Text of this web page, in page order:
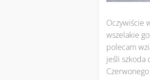
Oczywiście
wszelakie
polecam
jeśli szkoda